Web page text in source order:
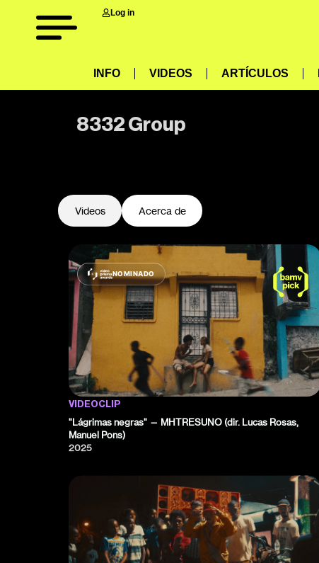
Log in
INFO VIDEOS ARTÍCULOS
8332 Group
Videos Acerca de
NOMINADO
VIDEOCLIP
"Lágrimas negras" — MHTRESUNO (dir. Lucas Rosas,
Manuel Pons)
2025